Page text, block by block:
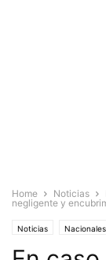
Home Noticias
negligente y
Noticias Nacionales